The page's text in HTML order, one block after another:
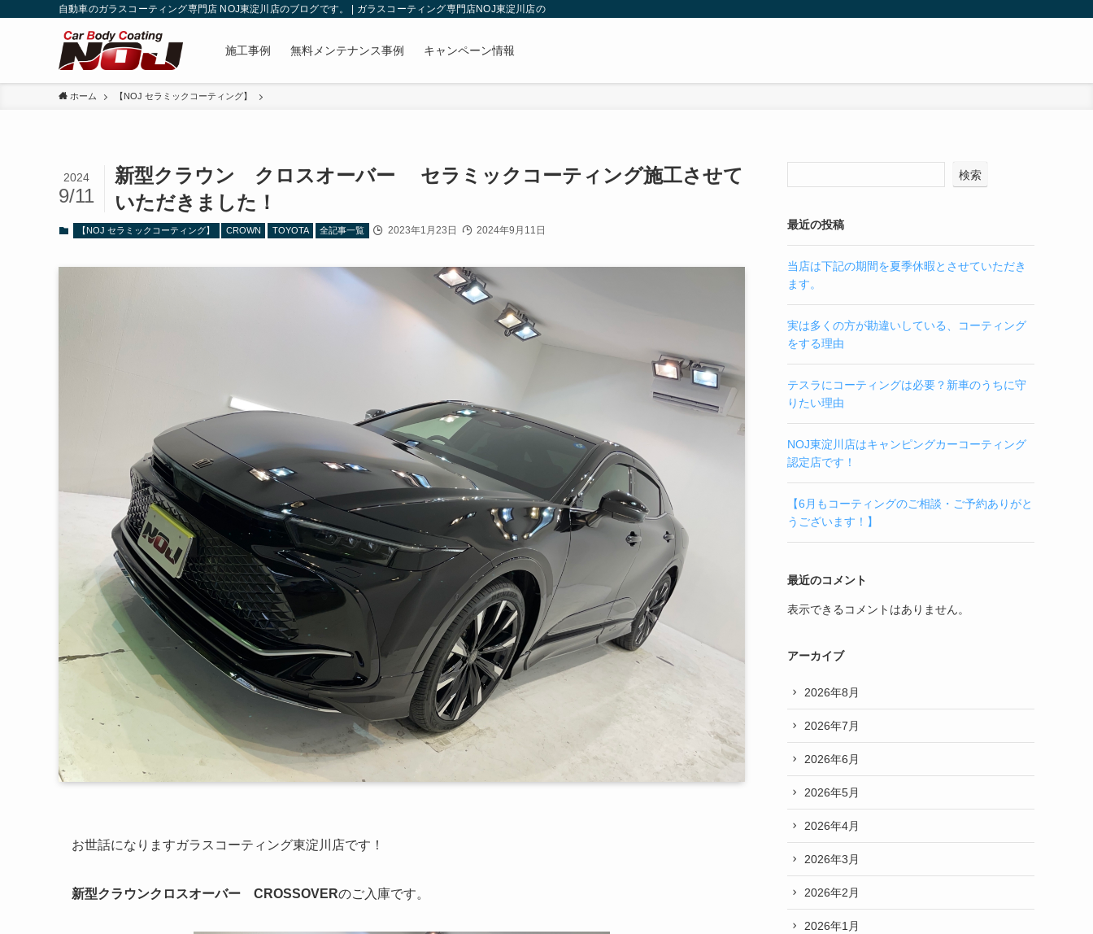
自動車のガラスコーティング専門店 NOJ東淀川店のブログです。 | ガラスコーティング専門店NOJ東淀川店のブログ
施工事例 無料メンテナンス事例 キャンペーン情報
ホーム 【NOJ セラミックコーティング】
新型クラウン クロスオーバー セラミックコーティング施工させて
いただきました！
2024
9/11
【NOJ セラミックコーティング】 CROWN TOYOTA 全記事一覧 2023年1月23日 2024年9月11日
お世話になりますガラスコーティング東淀川店です！
新型クラウンクロスオーバー CROSSOVERのご入庫です。
検索
最近の投稿
当店は下記の期間を夏季休暇とさせていただき
ます。
実は多くの方が勘違いしている、コーティング
をする理由
テスラにコーティングは必要？新車のうちに守
りたい理由
NOJ東淀川店はキャンピングカーコーティング
認定店です！
【6月もコーティングのご相談・ご予約ありがと
うございます！】
最近のコメント
表示できるコメントはありません。
アーカイブ
2026年8月
2026年7月
2026年6月
2026年5月
2026年4月
2026年3月
2026年2月
2026年1月